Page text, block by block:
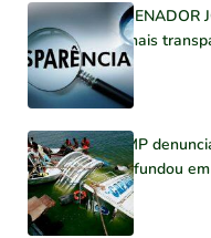
SENADOR
mais
MP
afundou